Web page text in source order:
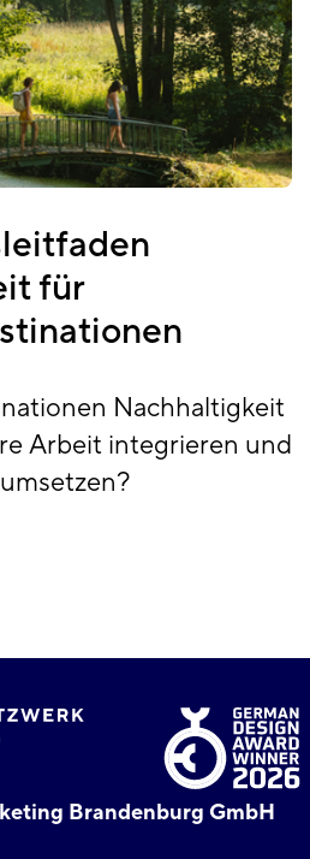
für
Nachhaltigkeit
Arbeit integrieren und
Brandenburg GmbH